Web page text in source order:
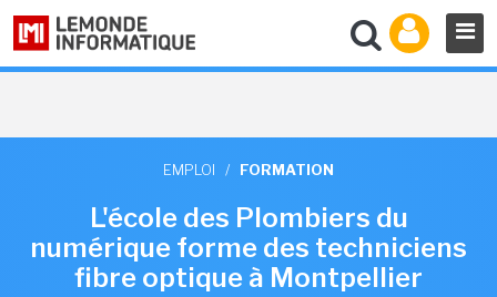
EMPLOI / FORMATION
L'école des Plombiers du
numérique forme des techniciens
fibre optique à Montpellier